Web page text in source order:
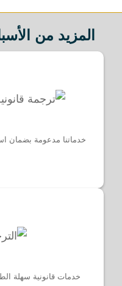
المزيد من
خدماتنا مدعومة بضمان
خدمات قانونية سهلة